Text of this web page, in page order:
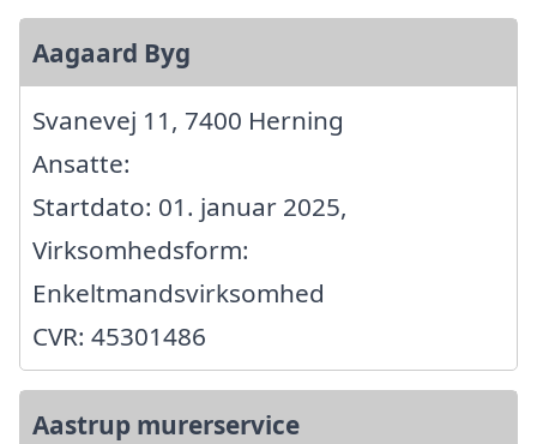
Aagaard Byg
Svanevej 11, 7400 Herning
Ansatte:
Startdato: 01. januar 2025,
Virksomhedsform:
Enkeltmandsvirksomhed
CVR: 45301486
Aastrup murerservice